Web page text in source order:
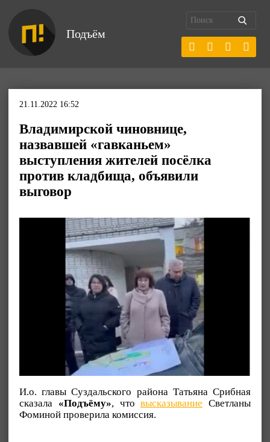
Подъём
21.11.2022 16:52
Владимирской чиновнице,
назвавшей «гавканьем»
выступления жителей посёлка
против кладбища, объявили
выговор
И.о. главы Суздальского района Татьяна Срибная
сказала «Подъёму», чтовысказывание Светланы
Фоминой проверила комиссия.